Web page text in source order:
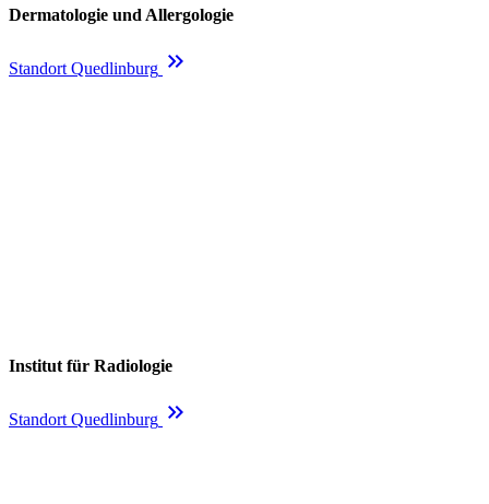
Dermatologie und Allergologie
Standort Quedlinburg keyboard_double_arrow_right
Institut für Radiologie
Standort Quedlinburg keyboard_double_arrow_right